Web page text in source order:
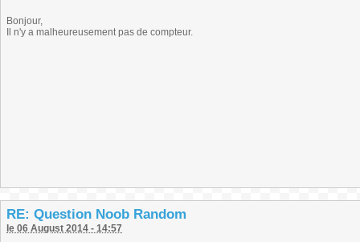
Bonjour,
Il n'y a malheureusement pas de compteur.
RE: Question Noob Random
le 06 August 2014 - 14:57